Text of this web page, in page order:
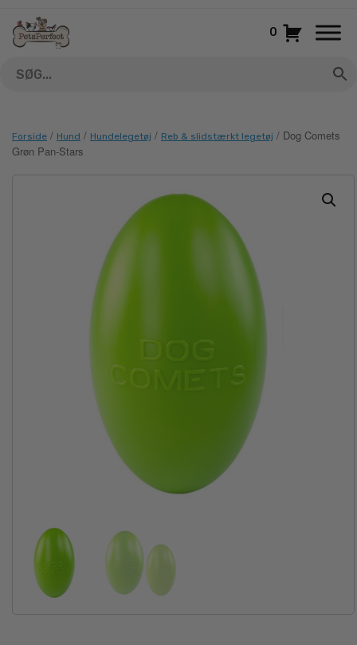
indhold
0
Forside / Hund / Hundelegetøj / Reb & slidstærkt legetøj / Dog Comets
Grøn Pan-Stars